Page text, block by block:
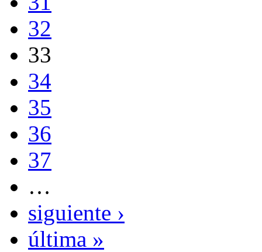
32
33
34
35
36
37
…
siguiente ›
última »